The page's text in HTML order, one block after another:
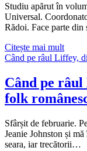
Studiu apărut în
Universal.
Rădoi. Face parte
Citește mai mult
în
spațiul
Când pe râul Liffey,
Când pe
folk
Sfârșit de februarie.
Jeanie Johnston și
seara, iar trecătorii…